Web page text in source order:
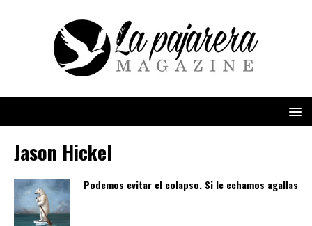
Jason Hickel
Podemos evitar el colapso. Si le echamos agallas